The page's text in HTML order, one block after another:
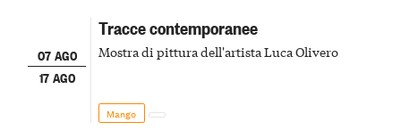
07 AGO
17 AGO
Tracce contemporanee
Mostra di pittura dell'artista Luca Olivero
Mango